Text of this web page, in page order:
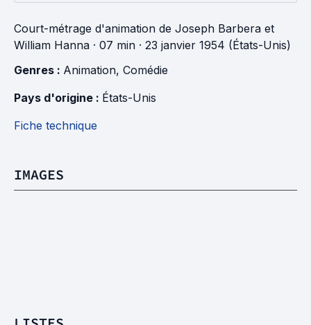
Court-métrage d'animation de Joseph Barbera et
William Hanna · 07 min · 23 janvier 1954 (États-Unis)
Genres : Animation, Comédie
Pays d'origine : États-Unis
Fiche technique
IMAGES